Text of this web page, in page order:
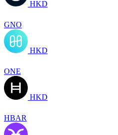
HKD
GNO
HKD
ONE
HKD
HBAR